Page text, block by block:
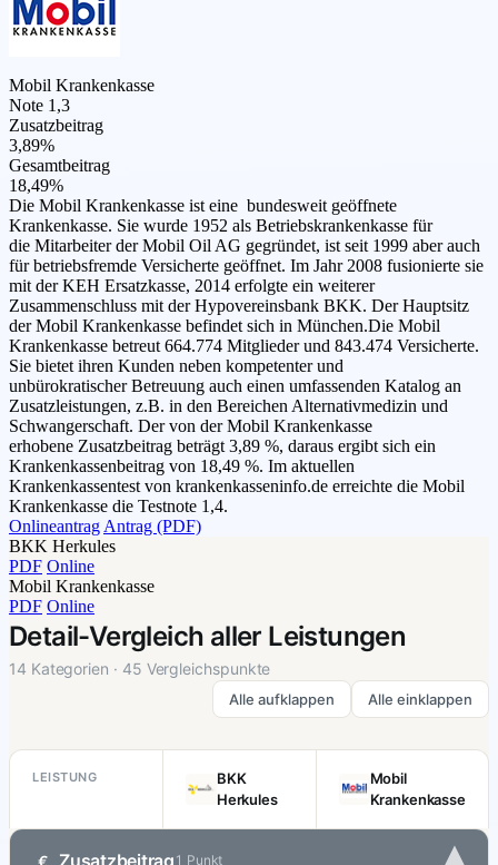
Mobil Krankenkasse
Note 1,3
Zusatzbeitrag
3,89%
Gesamtbeitrag
18,49%
Die Mobil Krankenkasse ist eine bundesweit geöffnete
Krankenkasse. Sie wurde 1952 als Betriebskrankenkasse für
die Mitarbeiter der Mobil Oil AG gegründet, ist seit 1999 aber auch
für betriebsfremde Versicherte geöffnet. Im Jahr 2008 fusionierte sie
mit der KEH Ersatzkasse, 2014 erfolgte ein weiterer
Zusammenschluss mit der Hypovereinsbank BKK. Der Hauptsitz
der Mobil Krankenkasse befindet sich in München.Die Mobil
Krankenkasse betreut 664.774 Mitglieder und 843.474 Versicherte.
Sie bietet ihren Kunden neben kompetenter und
unbürokratischer Betreuung auch einen umfassenden Katalog an
Zusatzleistungen, z.B. in den Bereichen Alternativmedizin und
Schwangerschaft. Der von der Mobil Krankenkasse
erhobene Zusatzbeitrag beträgt 3,89 %, daraus ergibt sich ein
Krankenkassenbeitrag von 18,49 %. Im aktuellen
Krankenkassentest von krankenkasseninfo.de erreichte die Mobil
Krankenkasse die Testnote 1,4.
Onlineantrag Antrag (PDF)
BKK Herkules
PDF Online
Mobil Krankenkasse
PDF Online
Detail-Vergleich aller Leistungen
14 Kategorien · 45 Vergleichspunkte
Alle aufklappen Alle einklappen
LEISTUNG
BKK
Herkules
Mobil
Krankenkasse
€ 1 Punkt